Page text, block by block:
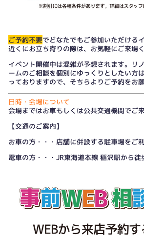
ご予約不要でどなたでもご参加いただける
近くにお立ち寄りの際は、お気軽にご来場く
イベント開催中は混雑が予想されます。リ
ームのご相談を個別にゆっくりとしたい方は
っておりますので、そちらよりご予約をお
日時・会場について
会場まではお車もしくは公共交通機関でご
【交通のご案内】
お車の方・・・店舗に併設する駐車場をご
電車の方・・・JR東海道本線 稲沢駅から徒